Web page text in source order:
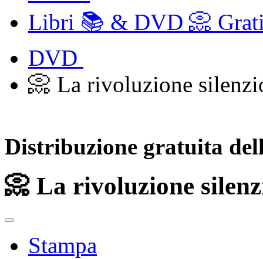
Libri 📚 & DVD 📀
DVD
📀 La rivoluzione
Distribuzione gratuita
📀 La rivoluzione
Stampa